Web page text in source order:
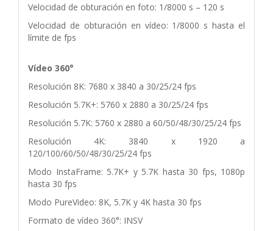
Velocidad de obturación en foto: 1/8000 s – 120 s
Velocidad de obturación en vídeo: 1/8000 s hasta el
límite de fps
Vídeo 360°
Resolución 8K: 7680 x 3840 a 30/25/24 fps
Resolución 5.7K+: 5760 x 2880 a 30/25/24 fps
Resolución 5.7K: 5760 x 2880 a 60/50/48/30/25/24 fps
Resolución 4K: 3840 x 1920 a
120/100/60/50/48/30/25/24 fps
Modo InstaFrame: 5.7K+ y 5.7K hasta 30 fps, 1080p
hasta 30 fps
Modo PureVideo: 8K, 5.7K y 4K hasta 30 fps
Formato de vídeo 360°: INSV